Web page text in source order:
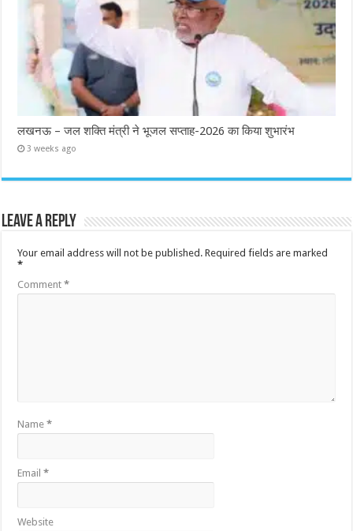
लखनऊ – जल शक्ति मंत्री ने भूजल सप्ताह-2026 का किया शुभारंभ
3 weeks ago
Leave a Reply
Your email address will not be published. Required fields are marked
*
Comment*
Name*
Email*
Website